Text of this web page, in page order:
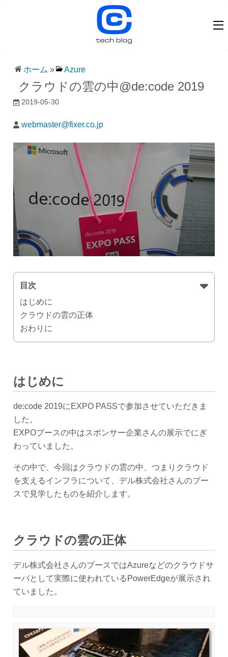
ホーム » Azure
クラウドの雲の中@de:code 2019
2019-05-30
webmaster@fixer.co.jp
目次
はじめに
クラウドの雲の正体
おわりに
はじめに
de:code 2019にEXPO PASSで参加させていただきま
した。
EXPOブースの中はスポンサー企業さんの展示でにぎ
わっていました。
その中で、今回はクラウドの雲の中、つまりクラウド
を支えるインフラについて、デル株式会社さんのブー
スで見学したものを紹介します。
クラウドの雲の正体
デル株式会社さんのブースではAzureなどのクラウドサ
ーバとして実際に使われているPowerEdgeが展示され
ていました。